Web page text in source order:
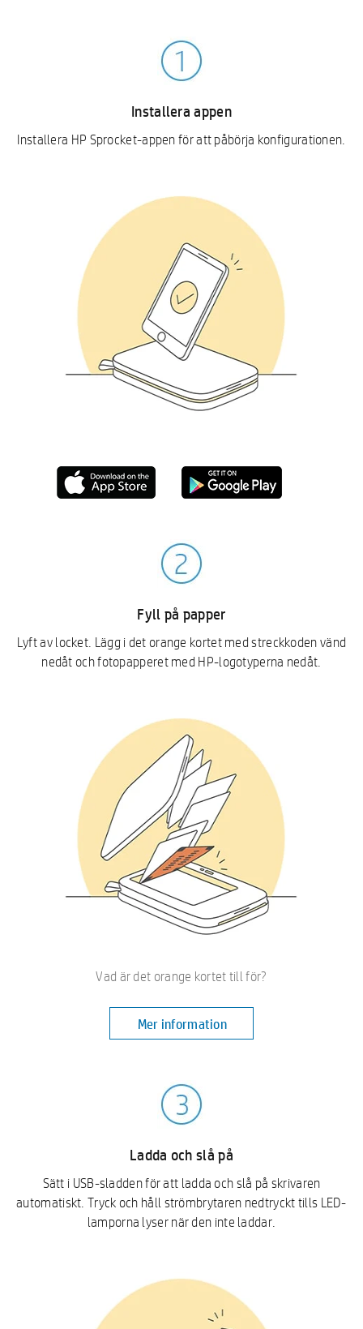
Installera appen
Installera HP Sprocket-appen för att påbörja konfigurationen.
Fyll på papper
Lyft av locket. Lägg i det orange kortet med streckkoden vänd
nedåt och fotopapperet med HP-logotyperna nedåt.
Vad är det orange kortet till för?
Mer information
Ladda och slå på
Sätt i USB-sladden för att ladda och slå på skrivaren
automatiskt. Tryck och håll strömbrytaren nedtryckt tills LED-
lamporna lyser när den inte laddar.